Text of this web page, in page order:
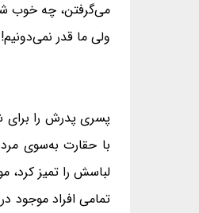
می‌گرفتن، چه خوب
ولی ما قدر نمی‌دونیم!
پسری پدرش را برای
با حقارت به‌سوی
لباسش را تمیز کرد،
تمامی افراد موجود